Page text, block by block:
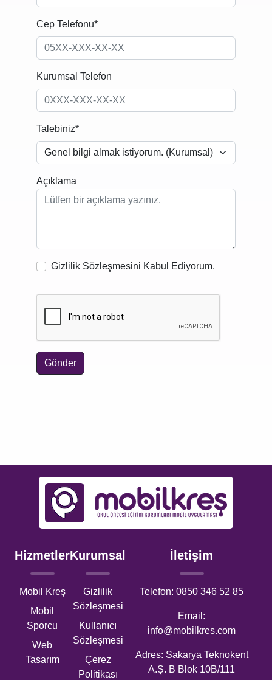
Cep Telefonu*
Kurumsal Telefon
Talebiniz*
Açıklama
Gizlilik Sözleşmesini Kabul Ediyorum.
Gönder
Hizmetler
Mobil Kreş
Mobil
Sporcu
Web
Tasarım
Kurumsal
Gizlilik
Sözleşmesi
Kullanıcı
Sözleşmesi
Çerez
Politikası
İletişim
Telefon: 0850 346 52 85
Email:
info@mobilkres.com
Adres: Sakarya Teknokent
A.Ş. B Blok 10B/111